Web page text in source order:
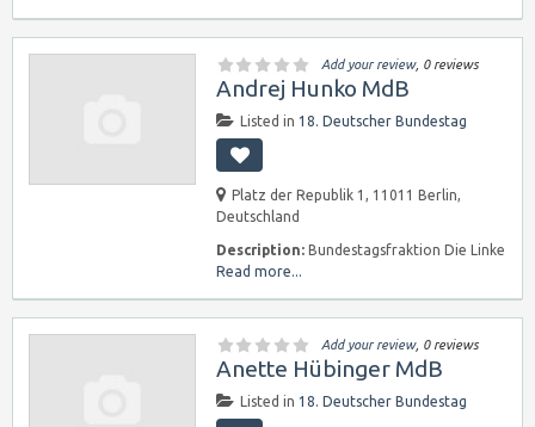
Add your review, 0 reviews
Andrej Hunko MdB
Listed in 18. Deutscher Bundestag
Platz der Republik 1, 11011 Berlin,
Deutschland
Description: Bundestagsfraktion Die Linke
Read more...
Add your review, 0 reviews
Anette Hübinger MdB
Listed in 18. Deutscher Bundestag